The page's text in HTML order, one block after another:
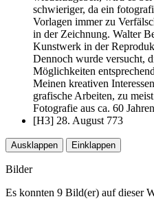
schwieriger, da ein
Vorlagen immer zu
in der Zeichnung. Walter
Kunstwerk in der
Dennoch wurde versucht,
Möglichkeiten
Meinen kreativen
grafische Arbeiten, zu
Fotografie aus ca. 60
[H3] 28. August 773
Ausklappen Einklappen
Bilder
Es konnten 9 Bild(er) auf dieser